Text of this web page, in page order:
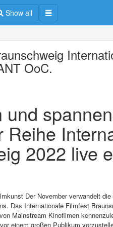
Show all
OoC.
Reihe
2022 live
Der November verwandelt
Das Internationale Filmfest
Mainstream Kinofilmen
einem großen Publikum